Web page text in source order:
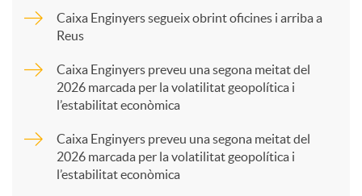
t
Caixa Enginyers segueix obrint oficines i arriba a
Reus
Caixa Enginyers preveu una segona meitat del
2026 marcada per la volatilitat geopolítica i
l’estabilitat econòmica
Caixa Enginyers preveu una segona meitat del
2026 marcada per la volatilitat geopolítica i
l’estabilitat econòmica